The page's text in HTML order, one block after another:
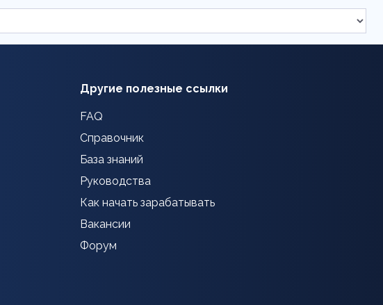
Другие полезные ссылки
FAQ
Справочник
База знаний
Руководства
Как начать зарабатывать
Вакансии
Форум